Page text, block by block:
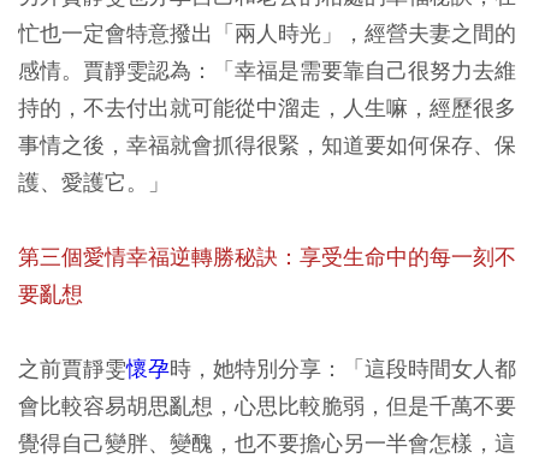
忙也一定會特意撥出「兩人時光」，經營夫妻之間的
感情。賈靜雯認為：「幸福是需要靠自己很努力去維
持的，不去付出就可能從中溜走，人生嘛，經歷很多
事情之後，幸福就會抓得很緊，知道要如何保存、保
護、愛護它。」
第三個愛情幸福逆轉勝秘訣：享受生命中的每一刻不
要亂想
之前賈靜雯懷孕時，她特別分享：「這段時間女人都
會比較容易胡思亂想，心思比較脆弱，但是千萬不要
覺得自己變胖、變醜，也不要擔心另一半會怎樣，這